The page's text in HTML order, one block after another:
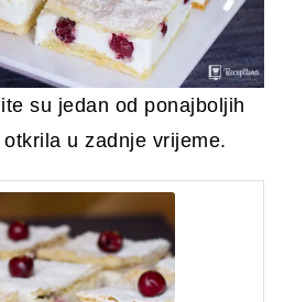
su jedan od ponajboljih
u zadnje vrijeme.